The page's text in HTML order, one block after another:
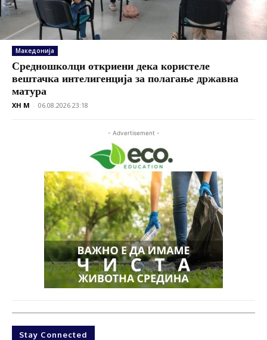
Македонија
Средношколци откриени дека користеле
вештачка интелигенција за полагање државна
матура
XH M - 06.08.2026 23:18
- Advertisement -
Stay Connected